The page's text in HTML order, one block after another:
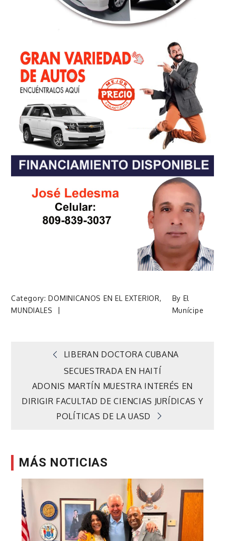
Category:DOMINICANOS EN EL EXTERIOR,
MUNDIALES
By El
Munícipe
Navegación
de
entradas
LIBERAN DOCTORA CUBANA
SECUESTRADA EN HAITÍ
ADONIS MARTÍN MUESTRA INTERÉS EN
DIRIGIR FACULTAD DE CIENCIAS JURÍDICAS Y
POLÍTICAS DE LA UASD
MÁS NOTICIAS